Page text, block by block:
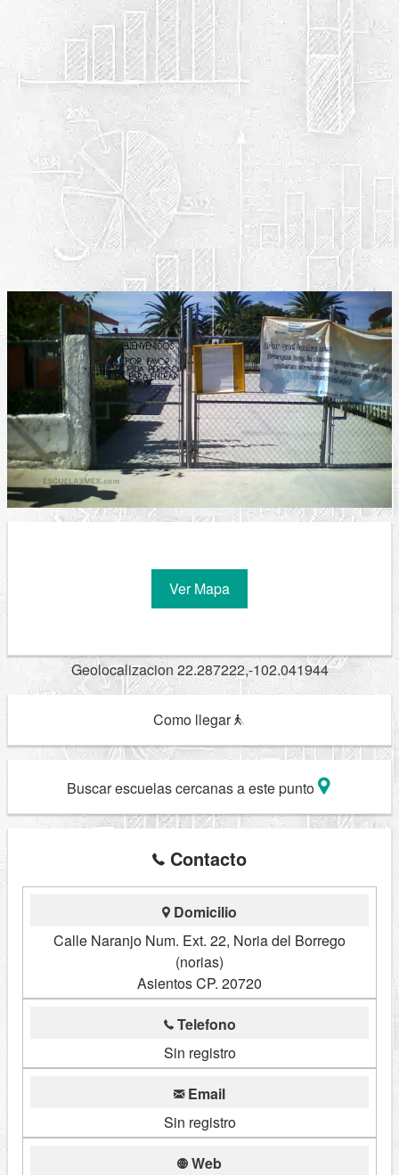
Ver Mapa
Geolocalizacion 22.287222,-102.041944
Como llegar
Buscar escuelas cercanas a este punto
Contacto
Domicilio
Calle Naranjo Num. Ext. 22, Noria del Borrego
(norias)
Asientos CP. 20720
Telefono
Sin registro
Email
Sin registro
Web